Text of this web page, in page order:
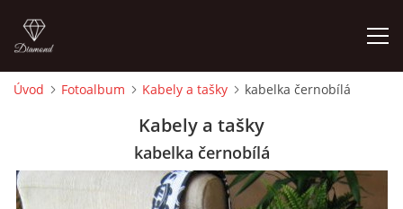
Úvod Fotoalbum Kabely a tašky kabelka černobílá
Kabely a tašky
kabelka černobílá